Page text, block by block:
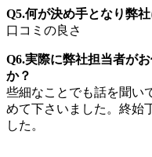
Q5.何が決め手となり弊
口コミの良さ
Q6.実際に弊社担当者が
か？
些細なことでも話を聞い
めて下さいました。終始
した。